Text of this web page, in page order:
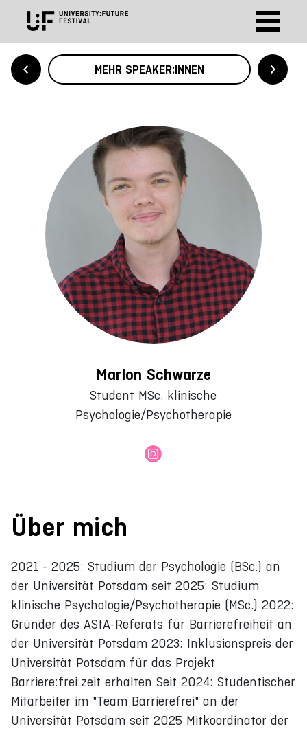
MEHR SPEAKER:INNEN
Marlon Schwarze
Student MSc. klinische
Psychologie/Psychotherapie
Über mich
2021 - 2025: Studium der Psychologie (BSc.) an
der Universität Potsdam seit 2025: Studium
klinische Psychologie/Psychotherapie (MSc.) 2022:
Gründer des AStA-Referats für Barrierefreiheit an
der Universität Potsdam 2023: Inklusionspreis der
Universität Potsdam für das Projekt
Barriere:frei:zeit erhalten Seit 2024: Studentischer
Mitarbeiter im "Team Barrierefrei" an der
Universität Potsdam seit 2025 Mitkoordinator der